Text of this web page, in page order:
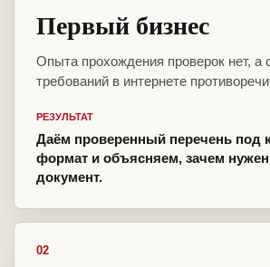
Первый бизнес
Опыта прохождения проверок нет, а
требований в интернете
РЕЗУЛЬТАТ
Даём проверенный перечень под
формат и объясняем, зачем
документ.
02